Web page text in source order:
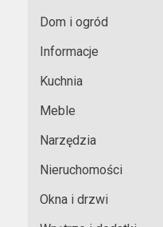
Dom i ogród
Informacje
Kuchnia
Meble
Narzędzia
Nieruchomości
Okna i drzwi